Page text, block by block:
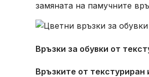
замяната на памучните
Връзки за обувки от
Връзките от текстуриран